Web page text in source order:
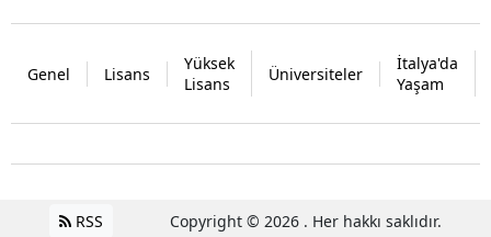
Genel Lisans
Yüksek
Lisans
Üniversiteler
İtalya'da
Yaşam
RSS Copyright © 2026 . Her hakkı saklıdır.